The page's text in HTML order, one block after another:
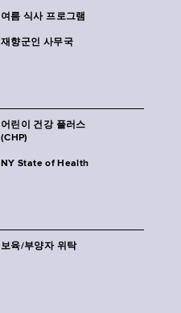
여름 식사 프로그램
재향군인 사무국
어린이 건강 플러스
(CHP)
NY State of Health
보육/부양자 위탁